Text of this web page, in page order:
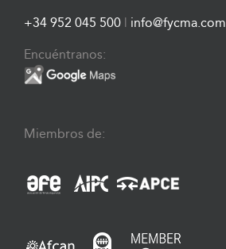
+34 952 045 500 info@fycma.com
Encuéntranos:
Miembros de: